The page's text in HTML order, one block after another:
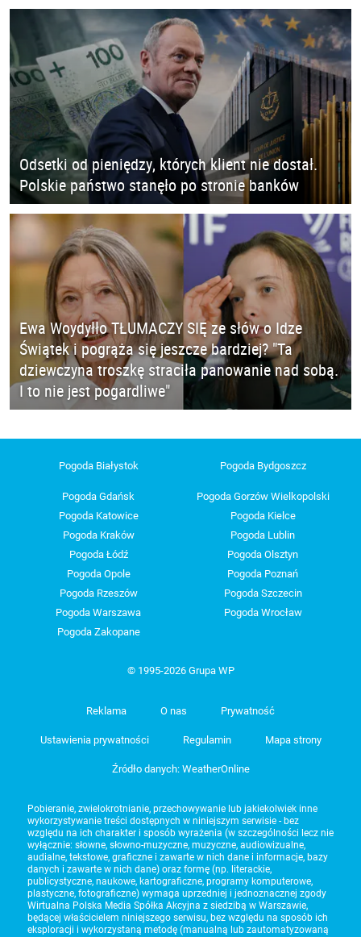
Odsetki od pieniędzy, których klient nie dostał.
Polskie państwo stanęło po stronie banków
Ewa Woydyłło TŁUMACZY SIĘ ze słów o Idze
Świątek i pogrąża się jeszcze bardziej? "Ta
dziewczyna troszkę straciła panowanie nad sobą.
I to nie jest pogardliwe"
Pogoda Białystok Pogoda Bydgoszcz
Pogoda Gdańsk
Pogoda Gorzów Wielkopolski
Pogoda Katowice
Pogoda Kielce
Pogoda Kraków
Pogoda Lublin
Pogoda Łódź
Pogoda Olsztyn
Pogoda Opole
Pogoda Poznań
Pogoda Rzeszów
Pogoda Szczecin
Pogoda Warszawa
Pogoda Wrocław
Pogoda Zakopane
© 1995-2026 Grupa WP
Reklama O nas Prywatność
Ustawienia prywatności Regulamin Mapa strony
Źródło danych: WeatherOnline
Pobieranie, zwielokrotnianie, przechowywanie lub jakiekolwiek inne
wykorzystywanie treści dostępnych w niniejszym serwisie - bez
względu na ich charakter i sposób wyrażenia (w szczególności lecz nie
wyłącznie: słowne, słowno-muzyczne, muzyczne, audiowizualne,
audialne, tekstowe, graficzne i zawarte w nich dane i informacje, bazy
danych i zawarte w nich dane) oraz formę (np. literackie,
publicystyczne, naukowe, kartograficzne, programy komputerowe,
plastyczne, fotograficzne) wymaga uprzedniej i jednoznacznej zgody
Wirtualna Polska Media Spółka Akcyjna z siedzibą w Warszawie,
będącej właścicielem niniejszego serwisu, bez względu na sposób ich
eksploracji i wykorzystaną metodę (manualną lub zautomatyzowaną